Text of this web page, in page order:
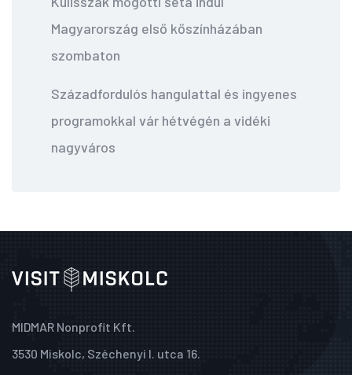
Magyarország első kőszínházában
szombaton
Századfordulós hangulattal és ingyenes
programokkal vár hétvégén a vidéki
nagyváros
MIDMAR Nonprofit Kft.
3530 Miskolc, Széchenyi I. utca 16.